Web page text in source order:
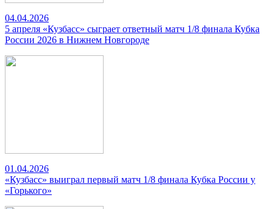
04.04.2026
5 апреля «Кузбасс» сыграет ответный матч 1/8 финала Кубка
России 2026 в Нижнем Новгороде
01.04.2026
«Кузбасс» выиграл первый матч 1/8 финала Кубка России у
«Горького»